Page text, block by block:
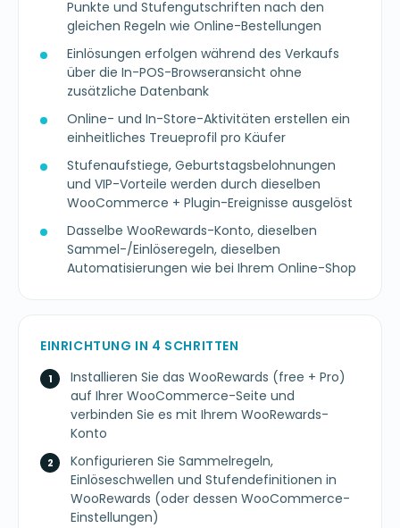
Punkte und Stufengutschriften nach den
gleichen Regeln wie Online-Bestellungen
Einlösungen erfolgen während des Verkaufs
über die In-POS-Browseransicht ohne
zusätzliche Datenbank
Online- und In-Store-Aktivitäten erstellen ein
einheitliches Treueprofil pro Käufer
Stufenaufstiege, Geburtstagsbelohnungen
und VIP-Vorteile werden durch dieselben
WooCommerce + Plugin-Ereignisse ausgelöst
Dasselbe WooRewards-Konto, dieselben
Sammel-/Einlöseregeln, dieselben
Automatisierungen wie bei Ihrem Online-Shop
EINRICHTUNG IN 4 SCHRITTEN
Installieren Sie das WooRewards (free + Pro)
auf Ihrer WooCommerce-Seite und
verbinden Sie es mit Ihrem WooRewards-
Konto
Konfigurieren Sie Sammelregeln,
Einlöseschwellen und Stufendefinitionen in
WooRewards (oder dessen WooCommerce-
Einstellungen)